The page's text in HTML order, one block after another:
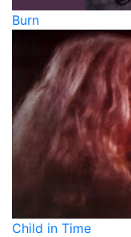
Burn
Child in Time